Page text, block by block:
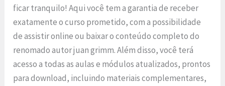
ficar tranquilo! Aqui você tem a garantia de receber
exatamente o curso prometido, com a possibilidade
de assistir online ou baixar o conteúdo completo do
renomado autor juan grimm. Além disso, você terá
acesso a todas as aulas e módulos atualizados, prontos
para download, incluindo materiais complementares,